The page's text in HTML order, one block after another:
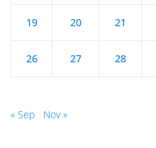
19 20 21
26 27 28
« Sep Nov »